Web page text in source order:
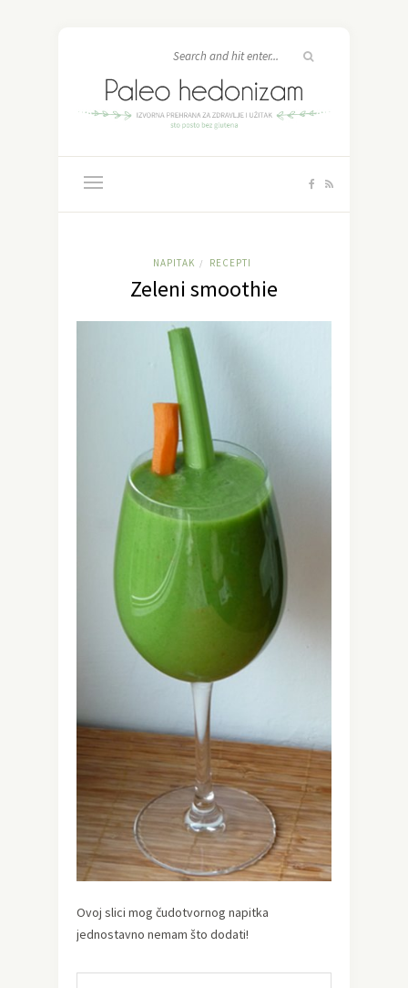
NAPITAK / RECEPTI
Zeleni smoothie
Ovoj slici mog čudotvornog napitka
jednostavno nemam što dodati!